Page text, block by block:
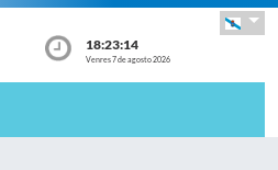
18:23:14
Venres 7 de agosto 2026